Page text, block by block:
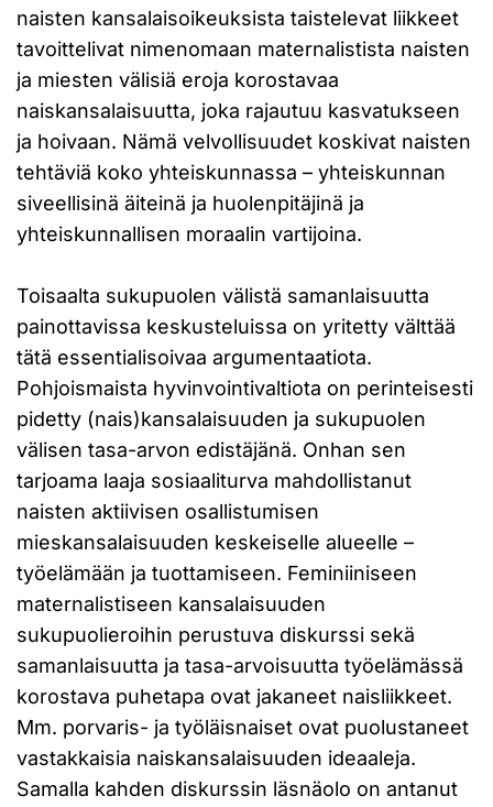
naisten kansalaisoikeuksista taistelevat liikkeet
tavoittelivat nimenomaan maternalistista naisten
ja miesten välisiä eroja korostavaa
naiskansalaisuutta, joka rajautuu kasvatukseen
ja hoivaan. Nämä velvollisuudet koskivat naisten
tehtäviä koko yhteiskunnassa – yhteiskunnan
siveellisinä äiteinä ja huolenpitäjinä ja
yhteiskunnallisen moraalin vartijoina.
Toisaalta sukupuolen välistä samanlaisuutta
painottavissa keskusteluissa on yritetty välttää
tätä essentialisoivaa argumentaatiota.
Pohjoismaista hyvinvointivaltiota on perinteisesti
pidetty (nais)kansalaisuuden ja sukupuolen
välisen tasa-arvon edistäjänä. Onhan sen
tarjoama laaja sosiaaliturva mahdollistanut
naisten aktiivisen osallistumisen
mieskansalaisuuden keskeiselle alueelle –
työelämään ja tuottamiseen. Feminiiniseen
maternalistiseen kansalaisuuden
sukupuolieroihin perustuva diskurssi sekä
samanlaisuutta ja tasa-arvoisuutta työelämässä
korostava puhetapa ovat jakaneet naisliikkeet.
Mm. porvaris- ja työläisnaiset ovat puolustaneet
vastakkaisia naiskansalaisuuden ideaaleja.
Samalla kahden diskurssin läsnäolo on antanut